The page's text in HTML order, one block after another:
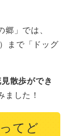
」では、
まで「ドッグ
散歩ができ
ました！
てど